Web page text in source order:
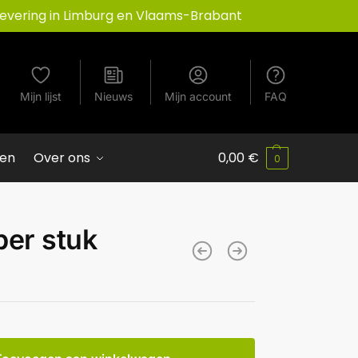
in Limburg en Vlaams-Brabant
Mijn lijst Nieuws Mijn account FAQ
Over ons 0,00 € 0
stuk